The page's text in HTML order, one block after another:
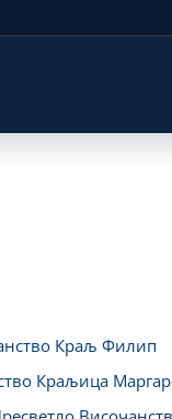
Краљ Филип
Краљица